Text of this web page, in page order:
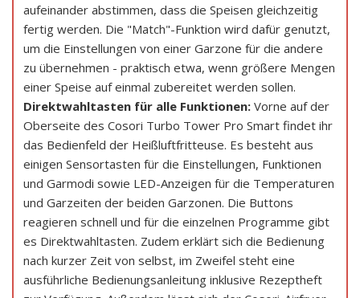
aufeinander abstimmen, dass die Speisen gleichzeitig
fertig werden. Die "Match"-Funktion wird dafür genutzt,
um die Einstellungen von einer Garzone für die andere
zu übernehmen - praktisch etwa, wenn größere Mengen
einer Speise auf einmal zubereitet werden sollen.
Direktwahltasten für alle Funktionen: Vorne auf der
Oberseite des Cosori Turbo Tower Pro Smart findet ihr
das Bedienfeld der Heißluftfritteuse. Es besteht aus
einigen Sensortasten für die Einstellungen, Funktionen
und Garmodi sowie LED-Anzeigen für die Temperaturen
und Garzeiten der beiden Garzonen. Die Buttons
reagieren schnell und für die einzelnen Programme gibt
es Direktwahltasten. Zudem erklärt sich die Bedienung
nach kurzer Zeit von selbst, im Zweifel steht eine
ausführliche Bedienungsanleitung inklusive Rezeptheft